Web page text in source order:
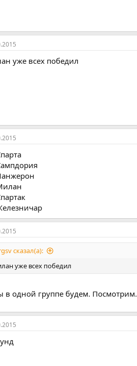
уже всех победил
сказал(а):
уже всех победил
в одной группе будем. Посмотрим.